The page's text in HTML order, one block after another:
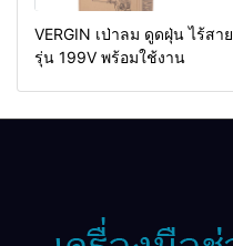
VERGIN เป่าลม ดูดฝุ่น ไร้สาย
รุ่น 199V พร้อมใช้งาน